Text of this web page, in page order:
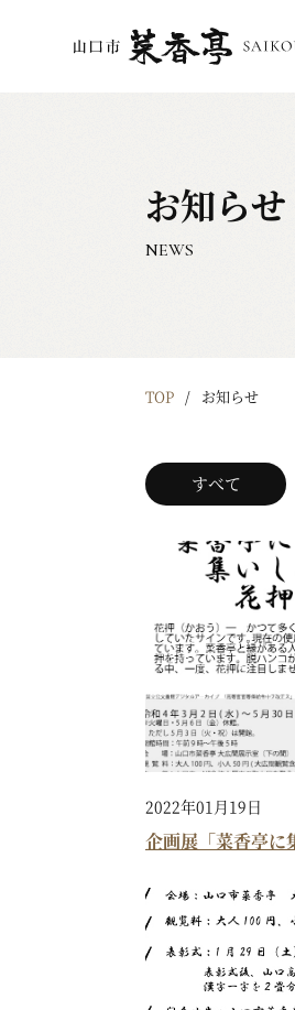
お知らせ
NEWS
TOP お知らせ
すべて
2022年01月19日
企画展「菜香亭に